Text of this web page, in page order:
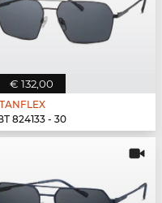
€ 132,00
824133 - 30